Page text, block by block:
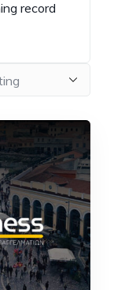
record